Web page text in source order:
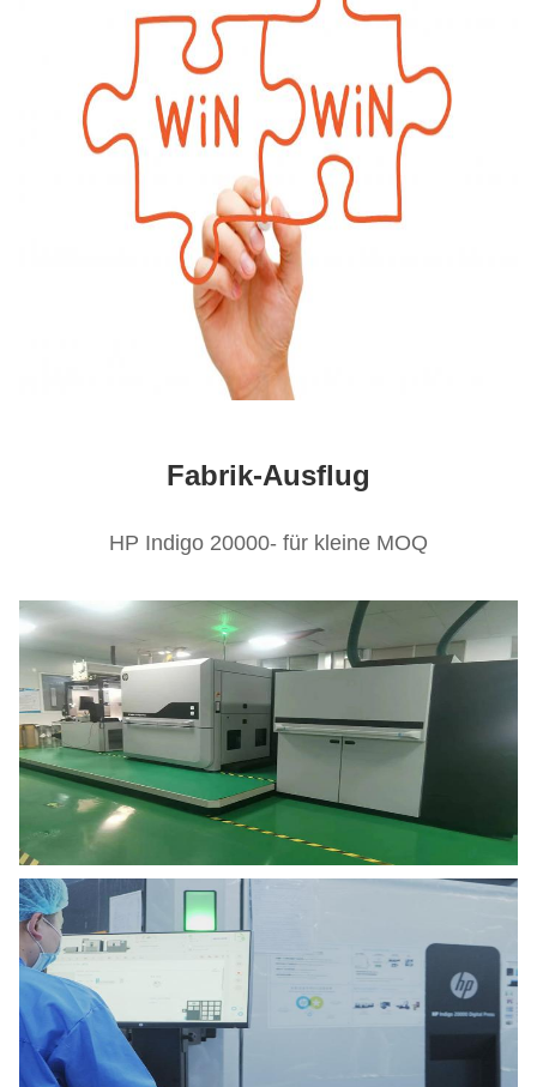
Fabrik-Ausflug
HP Indigo 20000- für kleine MOQ